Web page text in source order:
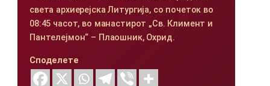
света архиерејска Литургија, со почеток во
08:45 часот, во манастирот „Св. Климент и
Пантелејмон“ – Плаошник, Охрид.
Споделете